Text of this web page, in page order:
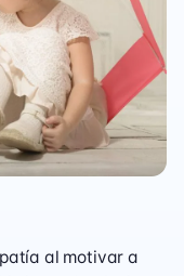
al motivar a